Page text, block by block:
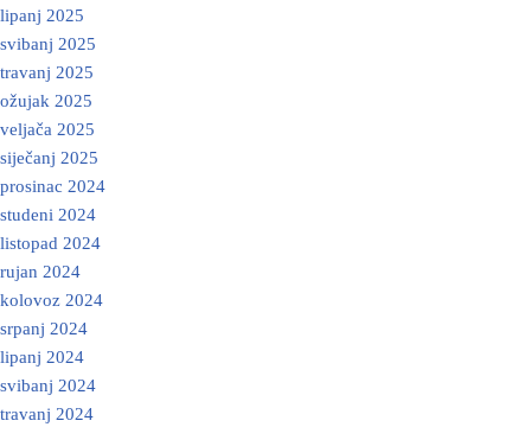
lipanj 2025
svibanj 2025
travanj 2025
ožujak 2025
veljača 2025
siječanj 2025
prosinac 2024
studeni 2024
listopad 2024
rujan 2024
kolovoz 2024
srpanj 2024
lipanj 2024
svibanj 2024
travanj 2024